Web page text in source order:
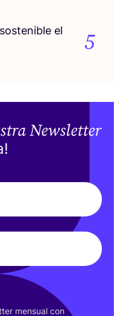
el
5
Newsletter
men­sual con